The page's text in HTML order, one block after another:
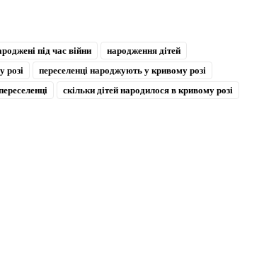
під час війни
народження дітей
розі
переселенці народжують у кривому розі
скільки дітей народилося в кривому розі